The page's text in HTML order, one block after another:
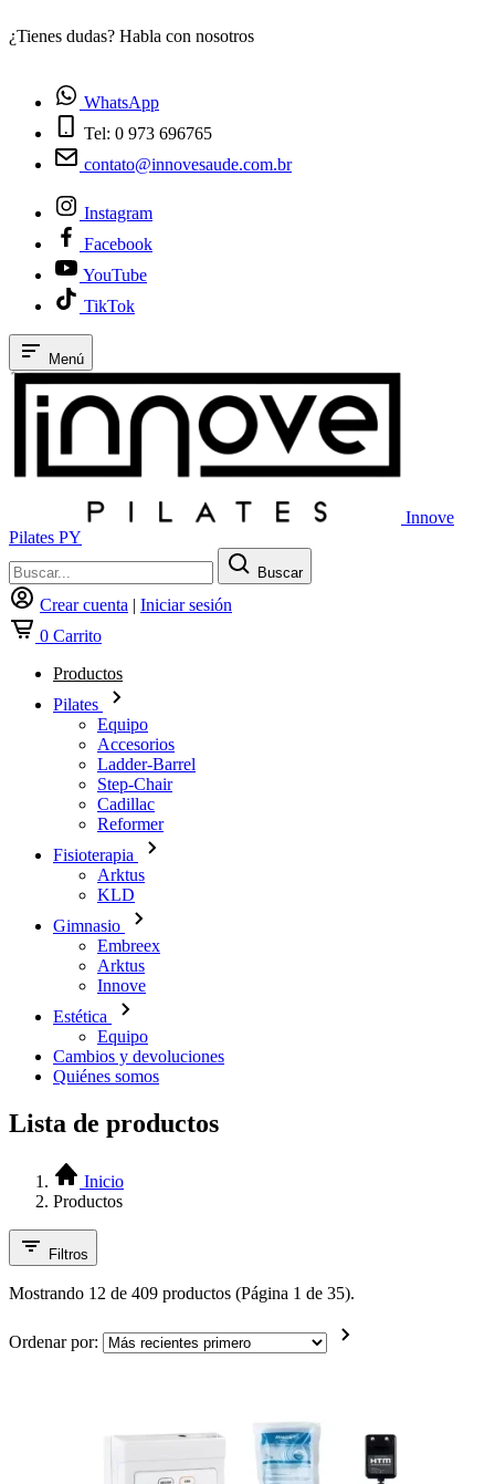
¿Tienes dudas? Habla con nosotros
WhatsApp
Tel: 0 973 696765
contato@innovesaude.com.br
Instagram
Facebook
YouTube
TikTok
Menú
Innove
Pilates PY
Buscar
Crear cuenta | Iniciar sesión
0 Carrito
Productos
Pilates
Equipo
Accesorios
Ladder-Barrel
Step-Chair
Cadillac
Reformer
Fisioterapia
Arktus
KLD
Gimnasio
Embreex
Arktus
Innove
Estética
Equipo
Cambios y devoluciones
Quiénes somos
Lista de productos
Inicio
Productos
Filtros
Mostrando 12 de 409 productos (Página 1 de 35).
Ordenar por: